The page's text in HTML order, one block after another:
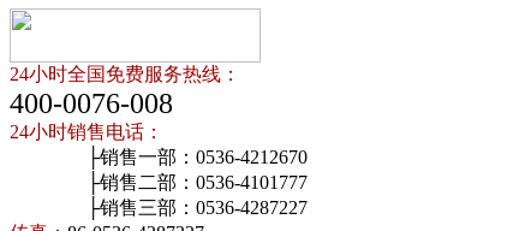
24小时全国免费服务热线：
400-0076-008
24小时销售电话：
├销售一部：0536-4212670
├销售二部：0536-4101777
├销售三部：0536-4287227